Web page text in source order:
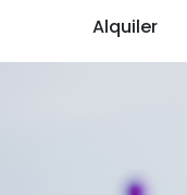
Alquiler